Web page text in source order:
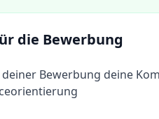
die Bewerbung
deiner Bewerbung deine